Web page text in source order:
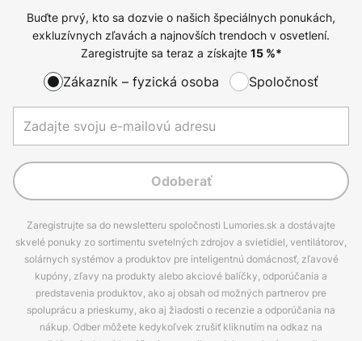
Buďte prvý, kto sa dozvie o našich špeciálnych ponukách,
exkluzívnych zľavách a najnovších trendoch v osvetlení.
Zaregistrujte sa teraz a získajte 15%*
Zákazník – fyzická osoba Spoločnosť
Odoberať
Zaregistrujte sa do newsletteru spoločnosti Lumories.sk a dostávajte
skvelé ponuky zo sortimentu svetelných zdrojov a svietidiel, ventilátorov,
solárnych systémov a produktov pre inteligentnú domácnosť, zľavové
kupóny, zľavy na produkty alebo akciové balíčky, odporúčania a
predstavenia produktov, ako aj obsah od možných partnerov pre
spoluprácu a prieskumy, ako aj žiadosti o recenzie a odporúčania na
nákup. Odber môžete kedykoľvek zrušiť kliknutím na odkaz na